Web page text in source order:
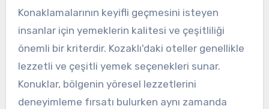
Konaklamalarının keyifli geçmesini isteyen
insanlar için yemeklerin kalitesi ve çeşitliliği
önemli bir kriterdir. Kozaklı'daki oteller genellikle
lezzetli ve çeşitli yemek seçenekleri sunar.
Konuklar, bölgenin yöresel lezzetlerini
deneyimleme fırsatı bulurken aynı zamanda